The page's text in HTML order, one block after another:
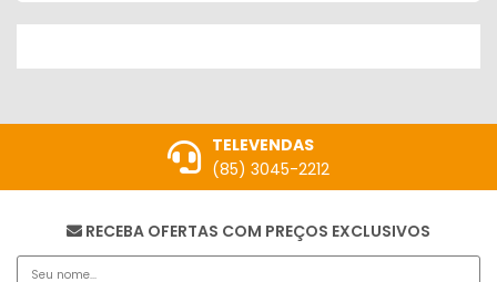
TELEVENDAS
(85) 3045-2212
RECEBA OFERTAS COM PREÇOS EXCLUSIVOS